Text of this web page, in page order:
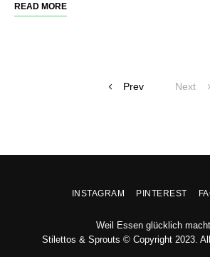
READ MORE
Prev Next
INSTAGRAM PINTEREST
Weil Essen glücklich macht
Stilettos & Sprouts © Copyright 2023.